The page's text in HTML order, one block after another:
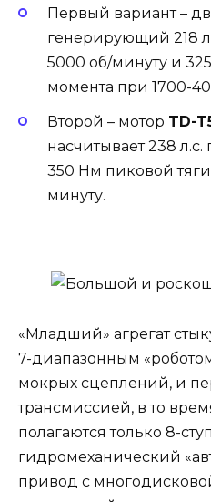
Первый вариант –
генерирующий 218
5000 об/минуту и
момента при 1700-
Второй – мотор TD-
насчитывает 238
350 Нм пиковой
минуту.
«Младший» агрегат
7-диапазонным
мокрых сцеплений, и
трансмиссией, в то
полагаются только 8-
гидромеханический
привод с